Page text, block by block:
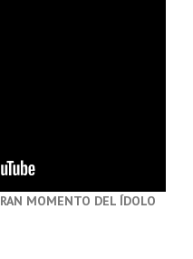
MOMENTO DEL ÍDOLO